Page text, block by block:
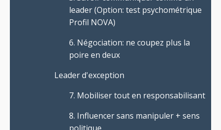
leader (Option: test psychométrique
Profil NOVA)
6. Négociation: ne coupez plus la
poire en deux
Leader d'exception
7. Mobiliser tout en responsabilisant
8. Influencer sans manipuler + sens